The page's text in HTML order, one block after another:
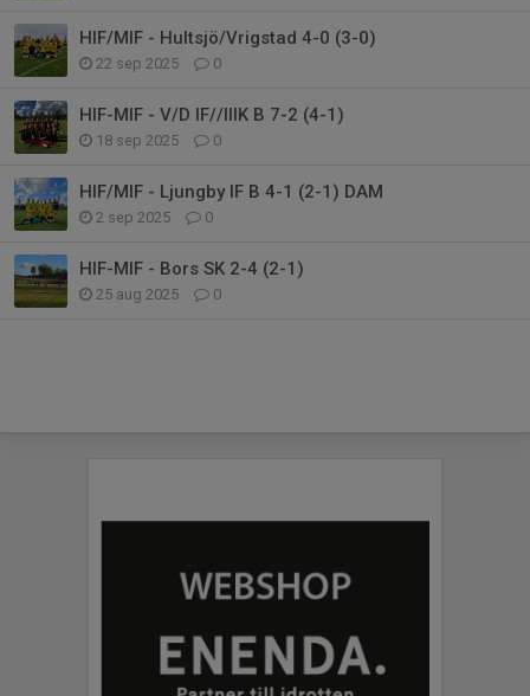
HIF/MIF - Hultsjö/Vrigstad 4-0 (3-0)
22 sep 2025 0
HIF-MIF - V/D IF//IIIK B 7-2 (4-1)
18 sep 2025 0
HIF/MIF - Ljungby IF B 4-1 (2-1) DAM
2 sep 2025 0
HIF-MIF - Bors SK 2-4 (2-1)
25 aug 2025 0